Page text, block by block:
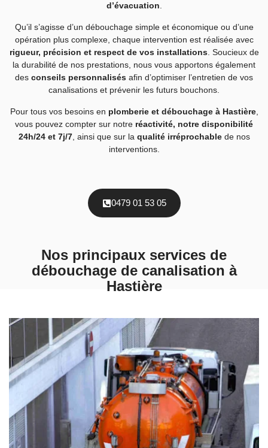
d’évacuation.
Qu’il s’agisse d’un débouchage simple et économique ou d’une
opération plus complexe, chaque intervention est réalisée avec
rigueur, précision et respect de vos installations. Soucieux de
la durabilité de nos prestations, nous vous apportons également
des conseils personnalisés afin d’optimiser l’entretien de vos
canalisations et prévenir les futurs bouchons.
Pour tous vos besoins en plomberie et débouchage à Hastière,
vous pouvez compter sur notre réactivité, notre disponibilité
24h/24 et 7j/7, ainsi que sur la qualité irréprochablede nos
interventions.
0479 01 53 05
Nos principaux services de
débouchage de canalisation à
Hastière